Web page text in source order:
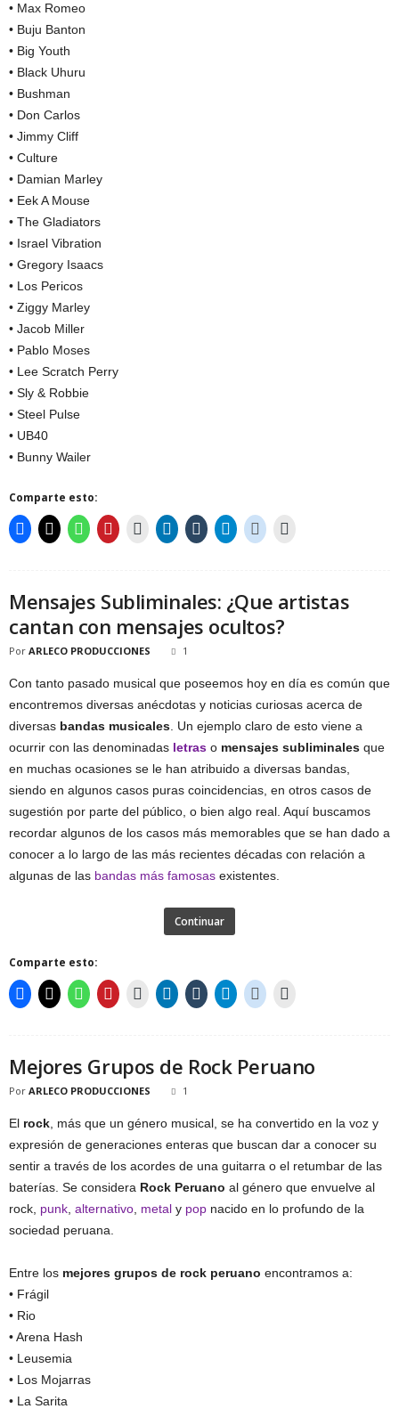
• Max Romeo
• Buju Banton
• Big Youth
• Black Uhuru
• Bushman
• Don Carlos
• Jimmy Cliff
• Culture
• Damian Marley
• Eek A Mouse
• The Gladiators
• Israel Vibration
• Gregory Isaacs
• Los Pericos
• Ziggy Marley
• Jacob Miller
• Pablo Moses
• Lee Scratch Perry
• Sly & Robbie
• Steel Pulse
• UB40
• Bunny Wailer
Comparte esto:
Mensajes Subliminales: ¿Que artistas
cantan con mensajes ocultos?
Por ARLECO PRODUCCIONES 1
Con tanto pasado musical que poseemos hoy en día es común que
encontremos diversas anécdotas y noticias curiosas acerca de
diversas bandas musicales . Un ejemplo claro de esto viene a
ocurrir con las denominadas letras o mensajes subliminales que
en muchas ocasiones se le han atribuido a diversas bandas,
siendo en algunos casos puras coincidencias, en otros casos de
sugestión por parte del público, o bien algo real. Aquí buscamos
recordar algunos de los casos más memorables que se han dado a
conocer a lo largo de las más recientes décadas con relación a
algunas de las bandas más famosas existentes.
Continuar
Comparte esto:
Mejores Grupos de Rock Peruano
Por ARLECO PRODUCCIONES 1
El rock , más que un género musical, se ha convertido en la voz y
expresión de generaciones enteras que buscan dar a conocer su
sentir a través de los acordes de una guitarra o el retumbar de las
baterías. Se considera Rock Peruano al género que envuelve al
rock, punk alternativo metal y pop nacido en lo profundo de la
sociedad peruana.
Entre los mejores grupos de rock peruano encontramos a:
• Frágil
• Rio
• Arena Hash
• Leusemia
• Los Mojarras
• La Sarita